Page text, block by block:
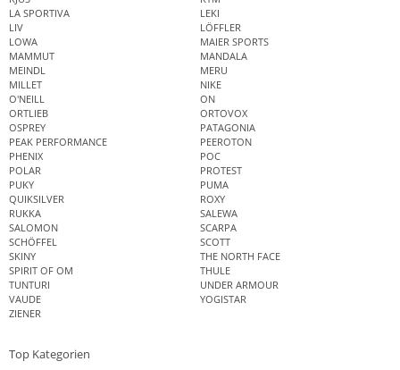
LA SPORTIVA
LEKI
LIV
LÖFFLER
LOWA
MAIER SPORTS
MAMMUT
MANDALA
MEINDL
MERU
MILLET
NIKE
O'NEILL
ON
ORTLIEB
ORTOVOX
OSPREY
PATAGONIA
PEAK PERFORMANCE
PEEROTON
PHENIX
POC
POLAR
PROTEST
PUKY
PUMA
QUIKSILVER
ROXY
RUKKA
SALEWA
SALOMON
SCARPA
SCHÖFFEL
SCOTT
SKINY
THE NORTH FACE
SPIRIT OF OM
THULE
TUNTURI
UNDER ARMOUR
VAUDE
YOGISTAR
ZIENER
Top Kategorien